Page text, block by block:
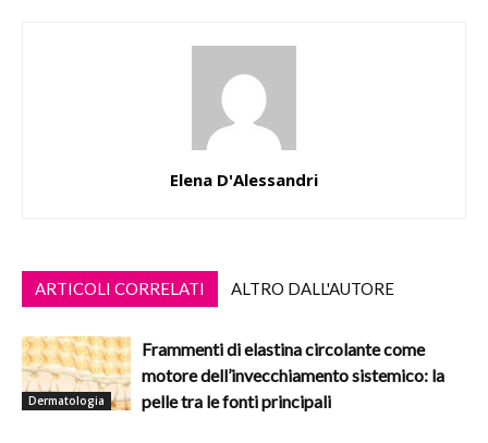
Elena D'Alessandri
ARTICOLI CORRELATI ALTRO DALL'AUTORE
Dermatologia
Frammenti di elastina circolante come
motore dell’invecchiamento sistemico: la
pelle tra le fonti principali